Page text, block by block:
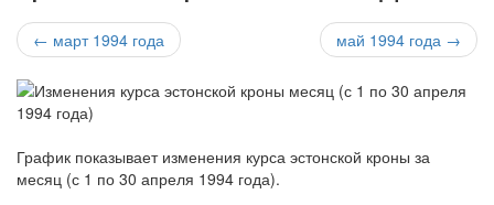
← март 1994 года май 1994 года →
График показывает изменения курса эстонской кроны за
месяц (с 1 по 30 апреля 1994 года).